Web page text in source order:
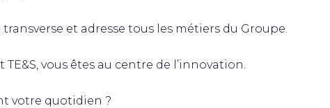
transverse et adresse tous les métiers du Groupe.
vous êtes au centre de l’innovation.
votre quotidien ?